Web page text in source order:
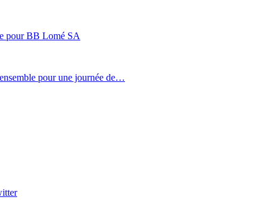
pour BB Lomé SA
pour une journée de…